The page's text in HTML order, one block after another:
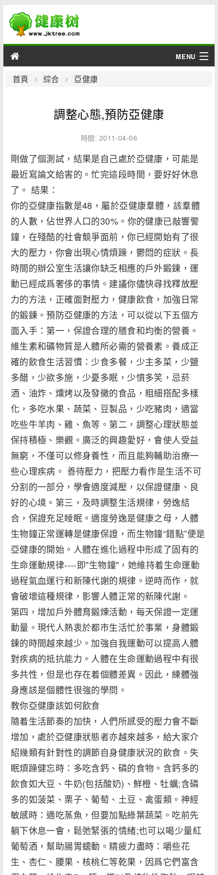
MENU
男性
綜合
疾病
首頁 綜合 亞健康
調整心態,預防亞健康
時間: 2011-04-06
剛做了個測試，結果是自己處於亞健康，可能是
最近寫論文給害的。忙完這段時間，要好好休息
了。 結果：
你的亞健康指數是48，屬於亞健康羣體，該羣體
的人數，佔世界人口的30%。你的健康已敲響警
鐘，在殘酷的社會競爭面前，你已經開始有了很
大的壓力，你會出現心情煩躁，鬱悶的症狀。長
時間的辦公室生活讓你缺乏相應的戶外鍛鍊，運
動已經成爲奢侈的事情。建議你儘快尋找釋放壓
力的方法，正確面對壓力，健康飲食，加強日常
的鍛鍊。預防亞健康的方法，可以從以下五個方
面入手：第一，保證合理的膳食和均衡的營養。
維生素和礦物質是人體所必需的營養素。養成正
確的飲食生活習慣：少食多餐，少主多菜，少鹽
多醋，少欲多施，少憂多眠，少憤多笑，忌菸
酒、油炸、燻烤以及發黴的食品，粗細搭配多樣
化，多吃水果、蔬菜、豆製品，少吃豬肉，適當
吃些牛羊肉、雞、魚等。第二，調整心理狀態並
保持積極、樂觀。廣泛的興趣愛好，會使人受益
無窮，不僅可以修身養性，而且能夠輔助治療一
些心理疾病。 善待壓力，把壓力看作是生活不可
分割的一部分，學會適度減壓，以保證健康、良
好的心境。第三，及時調整生活規律，勞逸結
合，保證充足睡眠。適度勞逸是健康之母，人體
生物鐘正常運轉是健康保證，而生物鐘“錯點”便是
亞健康的開始。人體在進化過程中形成了固有的
生命運動規律----即"生物鐘"，她維持着生命運動
過程氣血運行和新陳代謝的規律。逆時而作，就
會破壞這種規律，影響人體正常的新陳代謝。
第四，增加戶外體育鍛煉活動，每天保證一定運
動量。現代人熱衷於都市生活忙於事業，身體鍛
鍊的時間越來越少。加強自我運動可以提高人體
對疾病的抵抗能力。人體在生命運動過程中有很
多共性，但是也存在着個體差異。因此，練體強
身應該是個體性很強的學問。
教你亞健康該如何飲食
隨着生活節奏的加快，人們所感受的壓力會不斷
增加，處於亞健康狀態者亦越來越多，給大家介
紹幾類有針對性的調節自身健康狀況的飲食。失
眠煩躁健忘時：多吃含鈣、磷的食物。含鈣多的
飲食如大豆、牛奶(包括酸奶)、鮮橙、牡蠣;含磷
多的如菠菜、栗子、葡萄、土豆、禽蛋類。神經
敏感時：適吃蒸魚，但要加點綠葉蔬菜。吃前先
躺下休息一會，鬆弛緊張的情緒;也可以喝少量紅
葡萄酒，幫助腸胃蠕動。精疲力盡時：嚼些花
生、杏仁、腰果、核桃仁等乾果，因爲它們富含